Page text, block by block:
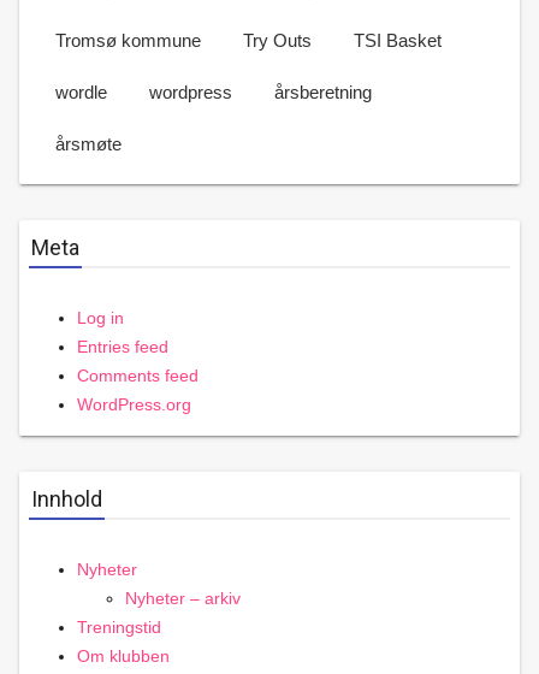
Tromsø kommune Try Outs TSI Basket
wordle wordpress årsberetning
årsmøte
Meta
Log in
Entries feed
Comments feed
WordPress.org
Innhold
Nyheter
Nyheter – arkiv
Treningstid
Om klubben